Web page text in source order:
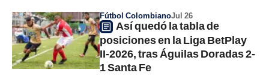
Fútbol ColombianoJul 26
Así quedó la tabla de
posiciones en la Liga BetPlay
II-2026, tras Águilas Doradas 2-
1 Santa Fe